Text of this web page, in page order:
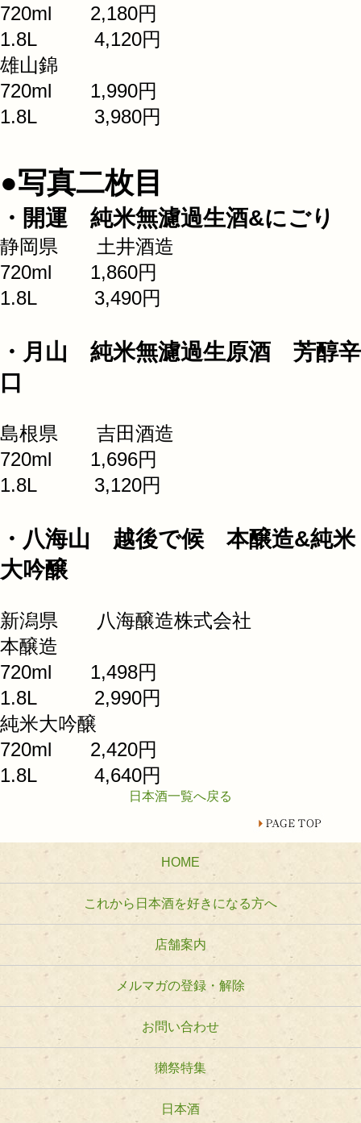
720ml 2,180円
1.8L 4,120円
雄山錦
720ml 1,990円
1.8L 3,980円
●写真二枚目
・開運 純米無濾過生酒&にごり
静岡県 土井酒造
720ml 1,860円
1.8L 3,490円
・月山 純米無濾過生原酒 芳醇辛
口
島根県 吉田酒造
720ml 1,696円
1.8L 3,120円
・八海山 越後で候 本醸造&純米
大吟醸
新潟県 八海醸造株式会社
本醸造
720ml 1,498円
1.8L 2,990円
純米大吟醸
720ml 2,420円
1.8L 4,640円
日本酒一覧へ戻る
HOME
これから日本酒を好きになる方へ
店舗案内
メルマガの登録・解除
お問い合わせ
獺祭特集
日本酒